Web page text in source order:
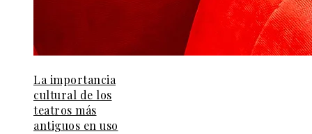
La importancia
cultural de los
teatros más
antiguos en uso